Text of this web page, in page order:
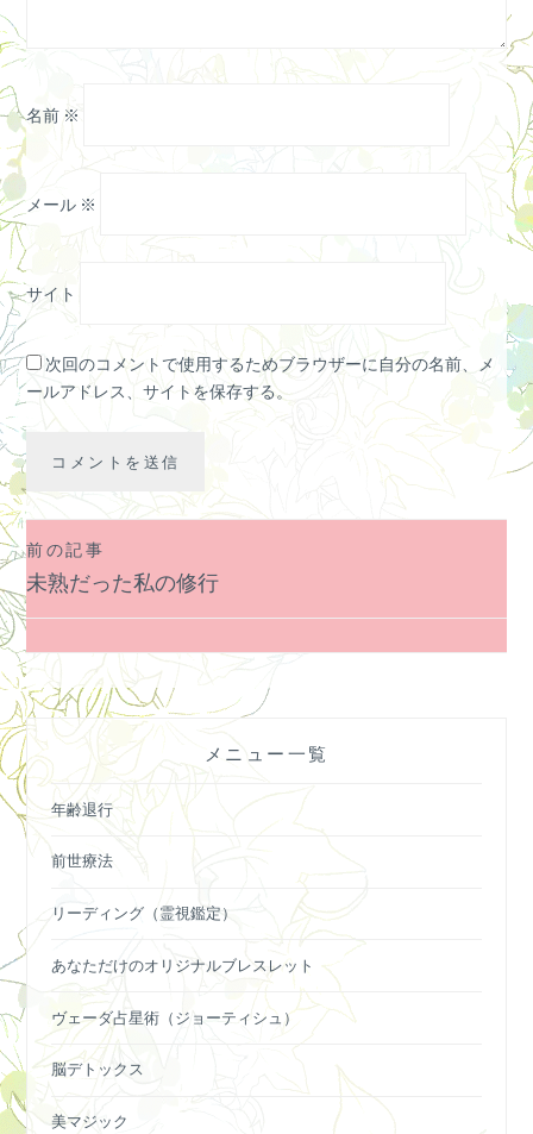
名前 ※
メール ※
サイト
次回のコメントで使用するためブラウザーに自分の名前、メ
ールアドレス、サイトを保存する。
投
稿
ナ
ビ
ゲ
ー
シ
ョ
ン
前の記事
未熟だった私の修行
メニュー一覧
年齢退行
前世療法
リーディング（霊視鑑定）
あなただけのオリジナルブレスレット
ヴェーダ占星術（ジョーティシュ）
脳デトックス
美マジック